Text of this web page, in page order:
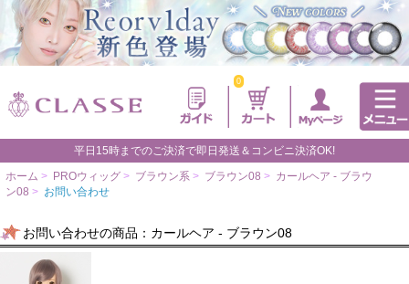
0
平日15時までのご決済で即日発送＆コンビニ決済OK!
ホーム > PROウィッグ > ブラウン系 > ブラウン08 > カールヘア - ブラウ
ン08 > お問い合わせ
お問い合わせの商品：カールヘア - ブラウン08